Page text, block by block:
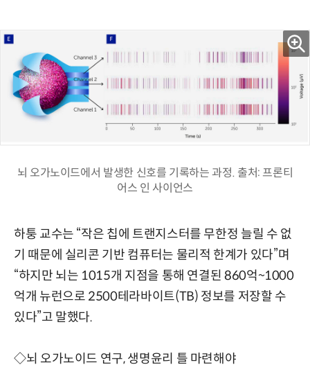
뇌 오가노이드에서 발생한 신호를 기록하는 과정. 출처: 프론티
어스 인 사이언스
하퉁 교수는 “작은 칩에 트랜지스터를 무한정 늘릴 수 없
기 때문에 실리콘 기반 컴퓨터는 물리적 한계가 있다”며
“하지만 뇌는 1015개 지점을 통해 연결된 860억~1000
억개 뉴런으로 2500테라바이트(TB) 정보를 저장할 수
있다”고 말했다.
◇뇌 오가노이드 연구, 생명윤리 틀 마련해야